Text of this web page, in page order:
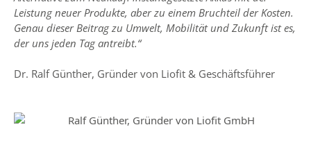
Leistung neuer Produkte, aber zu einem Bruchteil der Kosten.
Genau dieser Beitrag zu Umwelt, Mobilität und Zukunft ist es,
der uns jeden Tag antreibt.“
Dr. Ralf Günther, Gründer von Liofit & Geschäftsführer